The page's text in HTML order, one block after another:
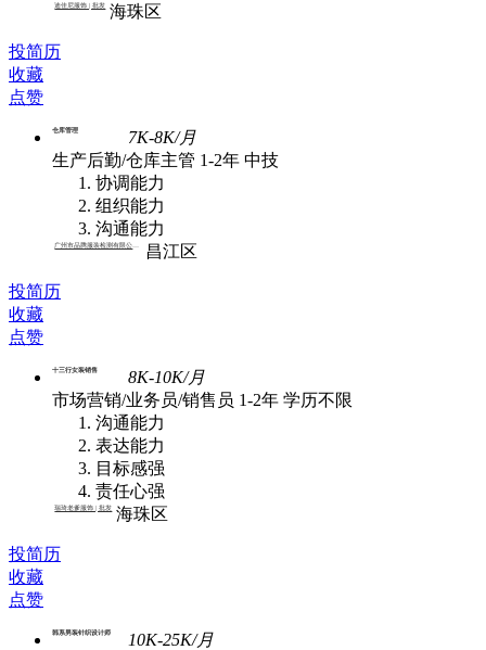
迪佳尼服饰 | 批发 海珠区
投简历
收藏
点赞
仓库管理
7K-8K/月
生产后勤/仓库主管 1-2年 中技
协调能力
组织能力
沟通能力
昌江区
投简历
收藏
点赞
十三行女装销售
8K-10K/月
市场营销/业务员/销售员 1-2年 学历不限
沟通能力
表达能力
目标感强
责任心强
瑞琦老爹服饰 | 批发 海珠区
投简历
收藏
点赞
韩系男装针织设计师
10K-25K/月